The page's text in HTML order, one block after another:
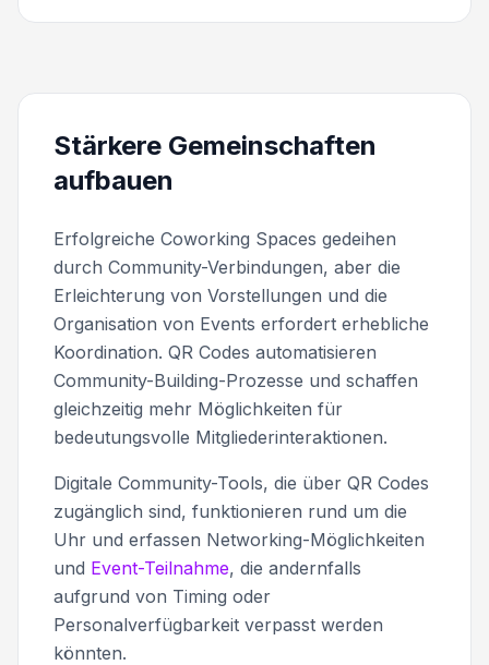
Stärkere Gemeinschaften
aufbauen
Erfolgreiche Coworking Spaces gedeihen
durch Community-Verbindungen, aber die
Erleichterung von Vorstellungen und die
Organisation von Events erfordert erhebliche
Koordination. QR Codes automatisieren
Community-Building-Prozesse und schaffen
gleichzeitig mehr Möglichkeiten für
bedeutungsvolle Mitgliederinteraktionen.
Digitale Community-Tools, die über QR Codes
zugänglich sind, funktionieren rund um die
Uhr und erfassen Networking-Möglichkeiten
und Event-Teilnahme, die andernfalls
aufgrund von Timing oder
Personalverfügbarkeit verpasst werden
könnten.